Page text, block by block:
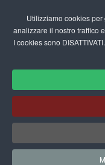
Utilizziamo cookies
analizzare il nostro traffico
I cookies sono
Disegni
Progetti